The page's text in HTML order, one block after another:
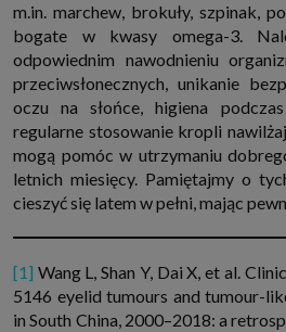
m.in. marchew, brokuły, szpinak,
bogate w kwasy omega-3.
odpowiednim nawodnieniu
przeciwsłonecznych, unikanie
oczu na słońce, higiena
regularne stosowanie kropli
mogą pomóc w utrzymaniu
letnich miesięcy. Pamiętajmy o
cieszyć się latem w pełni, mając
[1] Wang L, Shan Y, Dai X, et al.
5146 eyelid tumours and tumour-
in South China, 2000–2018: a